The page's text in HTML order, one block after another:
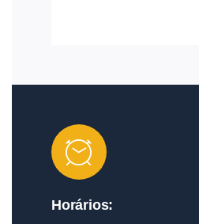
Horários: